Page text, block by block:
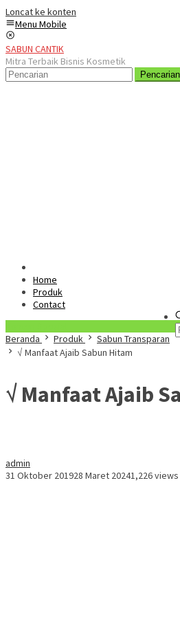
Loncat ke konten
Menu Mobile
SABUN CANTIK
Mitra Terbaik Bisnis Kosmetik
Pencarian
Home
Produk
Contact
Beranda
Produk
Sabun Transparan
√ Manfaat Ajaib Sabun Hitam
√ Manfaat Ajaib
admin
31 Oktober 201928 Maret 20241,226 views